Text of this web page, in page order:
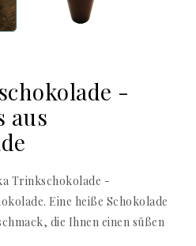
-
aus
Trinkschokolade -
Eine heiße Schokolade
die Ihnen einen süßen